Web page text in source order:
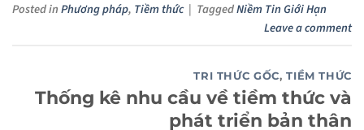
Posted inPhương pháp, Tiềm thức | TaggedNiềm Tin Giới Hạn
Leave a comment
TRI THỨC GỐC,TIỀM THỨC
Thống kê nhu cầu về tiềm thức và
phát triển bản thân